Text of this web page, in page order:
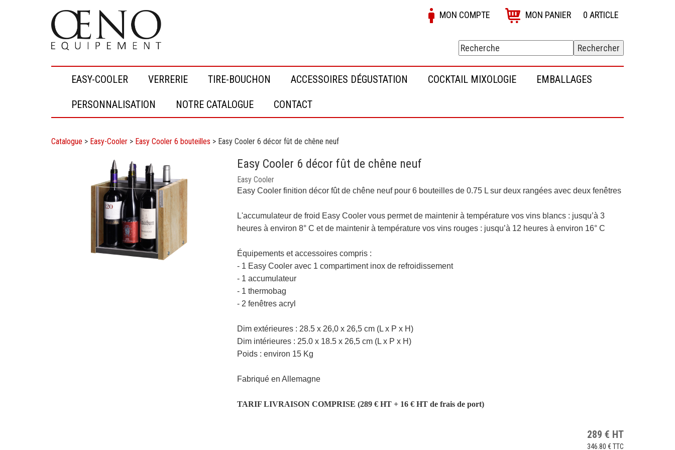
MON PANIER 0 ARTICLE
MON COMPTE
EASY-COOLER VERRERIE TIRE-BOUCHON ACCESSOIRES DÉGUSTATION COCKTAIL MIXOLOGIE EMBALLAGES
PERSONNALISATION NOTRE CATALOGUE CONTACT
Catalogue > Easy-Cooler > Easy Cooler 6 bouteilles > Easy Cooler 6 décor fût de chêne neuf
Easy Cooler 6 décor fût de chêne neuf
Easy Cooler
Easy Cooler finition décor fût de chêne neuf pour 6 bouteilles de 0.75 L sur deux rangées avec deux fenêtres
L'accumulateur de froid Easy Cooler vous permet de maintenir à température vos vins blancs : jusqu’à 3
heures à environ 8° C et de maintenir à température vos vins rouges : jusqu’à 12 heures à environ 16° C
Équipements et accessoires compris :
- 1 Easy Cooler avec 1 compartiment inox de refroidissement
- 1 accumulateur
- 1 thermobag
- 2 fenêtres acryl
Dim extérieures : 28.5 x 26,0 x 26,5 cm (L x P x H)
Dim intérieures : 25.0 x 18.5 x 26,5 cm (L x P x H)
Poids : environ 15 Kg
Fabriqué en Allemagne
TARIF LIVRAISON COMPRISE (289 € HT + 16 € HT de frais de port)
289 € HT
346.80 €TTC